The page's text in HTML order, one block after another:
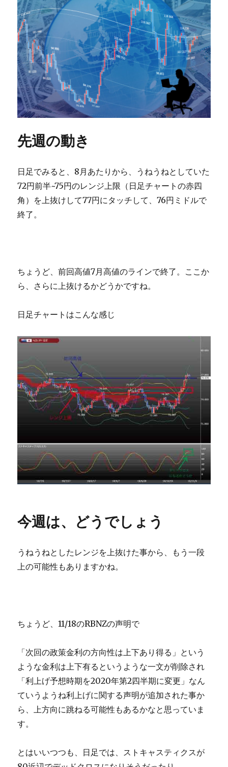
先週の動き
日足でみると、8月あたりから、うねうねとしていた
72円前半~75円のレンジ上限（日足チャートの赤四
角）を上抜けして77円にタッチして、76円ミドルで
終了。
ちょうど、前回高値7月高値のラインで終了。ここか
ら、さらに上抜けるかどうかですね。
日足チャートはこんな感じ
今週は、どうでしょう
うねうねとしたレンジを上抜けた事から、もう一段
上の可能性もありますかね。
ちょうど、11/18のRBNZの声明で
「次回の政策金利の方向性は上下あり得る」という
ような金利は上下有るというような一文が削除され
「利上げ予想時期を2020年第2四半期に変更」なん
ていうようね利上げに関する声明が追加された事か
ら、上方向に跳ねる可能性もあるかなと思っていま
す。
とはいいつつも、日足では、ストキャスティクスが